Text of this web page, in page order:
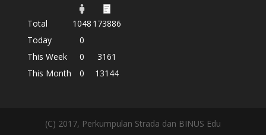
Total 1048 173886
Today
0
This Week
0
3161
This Month
0 13144
(C) 2017, Perkumpulan Strada dan BINUS Edu